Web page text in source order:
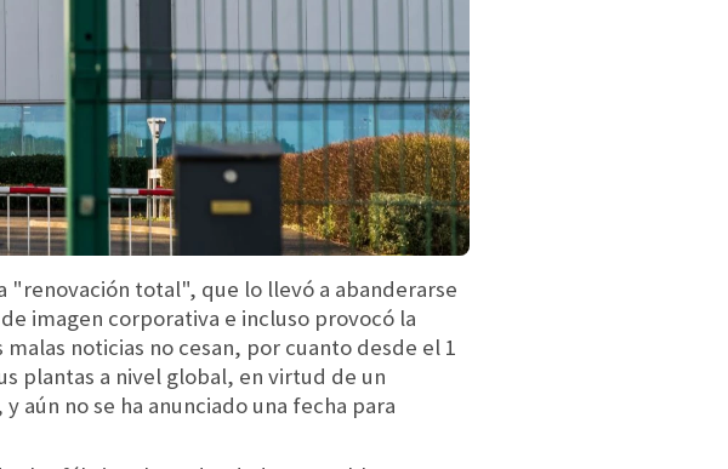
"renovación total", que lo llevó a abanderarse
imagen corporativa e incluso provocó la
noticias no cesan, por cuanto desde el 1
plantas a nivel global, en virtud de un
aún no se ha anunciado una fecha para